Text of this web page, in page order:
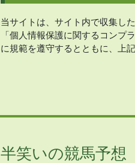
当サイトは、サイト内で収集し
「個人情報保護に関するコン
に規範を遵守するとともに、上
半笑いの競馬予想